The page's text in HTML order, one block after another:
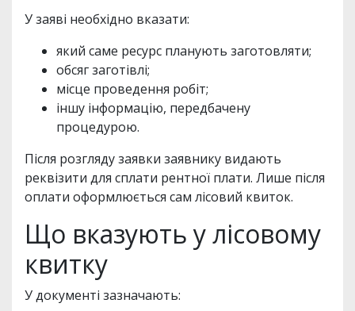
У заяві необхідно вказати:
який саме ресурс планують заготовляти;
обсяг заготівлі;
місце проведення робіт;
іншу інформацію, передбачену
процедурою.
Після розгляду заявки заявнику видають
реквізити для сплати рентної плати. Лише після
оплати оформлюється сам лісовий квиток.
Що вказують у лісовому
квитку
У документі зазначають: